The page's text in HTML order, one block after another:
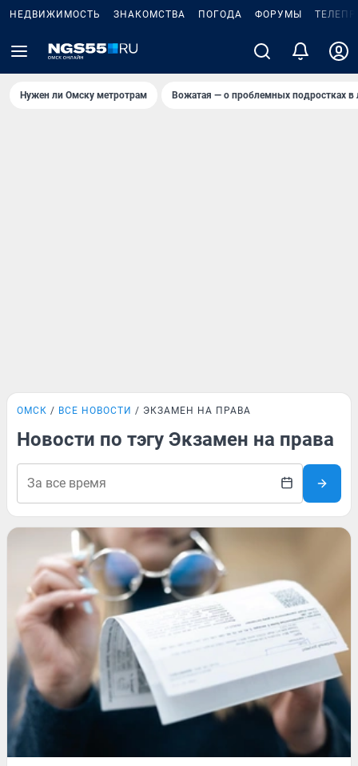
НЕДВИЖИМОСТЬ ЗНАКОМСТВА ПОГОДА ФОРУМЫ
Нужен ли Омску метротрам Вожатая — о проблемных подростках в
ОМСК ВСЕ НОВОСТИ ЭКЗАМЕН НА ПРАВА
Новости по тэгу Экзамен на права